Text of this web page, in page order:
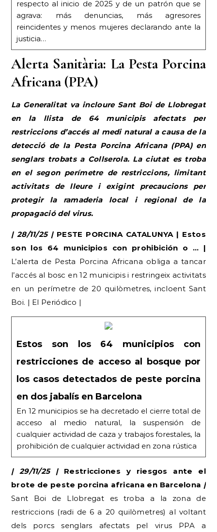
respecto al inicio de 2025 y de un patrón que se
agrava: más denuncias, más agresores
reincidentes y menos mujeres declarando ante la
justicia…
Alerta Sanitària: La Pesta Porcina
Africana (PPA)
La Generalitat va incloure Sant Boi de Llobregat
en la llista de 64 municipis afectats per
restriccions d’accés al medi natural a causa de la
detecció de la Pesta Porcina Africana (PPA) en
senglars trobats a Collserola. La ciutat es troba
en el segon perímetre de restriccions, limitant
activitats de lleure i exigint precaucions per
protegir la ramaderia local i regional de la
propagació del virus.
| 28/11/25 |PESTE PORCINA CATALUNYA | Estos
son los 64 municipios con prohibición o … |
L’alerta de Pesta Porcina Africana obliga a tancar
l’accés al bosc en 12 municipis i restringeix activitats
en un perímetre de 20 quilòmetres, incloent Sant
Boi. | El Periódico |
Estos son los 64 municipios con
restricciones de acceso al bosque por
los casos detectados de peste porcina
en dos jabalís en Barcelona
En 12 municipios se ha decretado el cierre total de
acceso al medio natural, la suspensión de
cualquier actividad de caza y trabajos forestales, la
prohibición de cualquier actividad en zona rústica
| 29/11/25 | Restricciones y riesgos ante el
brote de peste porcina africana en Barcelona |
Sant Boi de Llobregat es troba a la zona de
restriccions (radi de 6 a 20 quilòmetres) al voltant
dels porcs senglars afectats pel virus PPA a